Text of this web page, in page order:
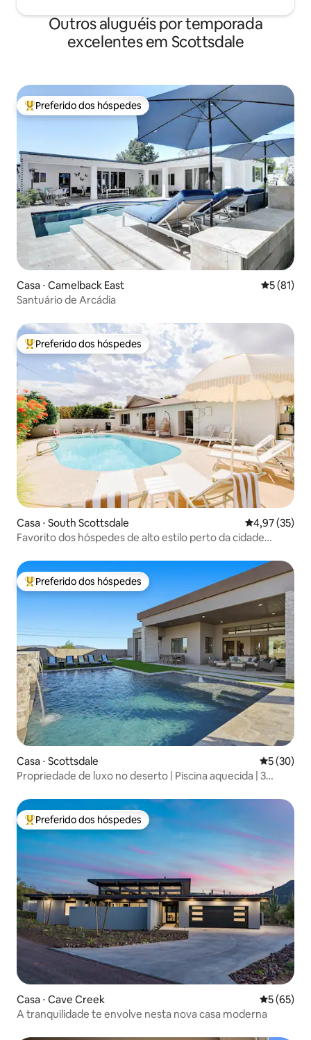
Outros aluguéis por temporada
excelentes em Scottsdale
Entre os melhores preferidos dos hóspedes
Preferido dos hóspedes
Casa ⋅ Camelback East 5 de uma
5 (81)
Santuário de Arcádia
Entre os melhores preferidos dos hóspedes
Preferido dos hóspedes
Casa ⋅ South Scottsdale 4,97 de uma
4,97 (35)
Favorito dos hóspedes de alto estilo perto da cidade
Entre os melhores preferidos dos hóspedes
Preferido dos hóspedes
Casa ⋅ Scottsdale 5 de uma
5 (30)
Propriedade de luxo no deserto | Piscina aquecida | 3
Entre os melhores preferidos dos hóspedes
Preferido dos hóspedes
Casa ⋅ Cave Creek 5 de uma
5 (65)
A tranquilidade te envolve nesta nova casa moderna